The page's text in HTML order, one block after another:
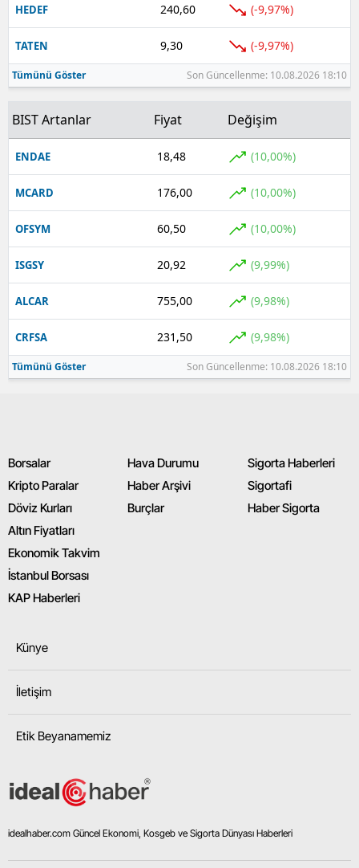
HEDEF 240,60 (-9,97%)
TATEN 9,30 (-9,97%)
Tümünü Göster Son Güncellenme: 10.08.2026 18:10
BIST Artanlar Fiyat Değişim
ENDAE 18,48 (10,00%)
MCARD 176,00 (10,00%)
OFSYM 60,50 (10,00%)
ISGSY 20,92 (9,99%)
ALCAR 755,00 (9,98%)
CRFSA 231,50 (9,98%)
Tümünü Göster Son Güncellenme: 10.08.2026 18:10
Borsalar
Kripto Paralar
Döviz Kurları
Altın Fiyatları
Ekonomik Takvim
İstanbul Borsası
KAP Haberleri
Hava Durumu
Haber Arşivi
Burçlar
Sigorta Haberleri
Sigortafi
Haber Sigorta
Künye
İletişim
Etik Beyanamemiz
idealhaber.com Güncel Ekonomi, Kosgeb ve Sigorta Dünyası Haberleri